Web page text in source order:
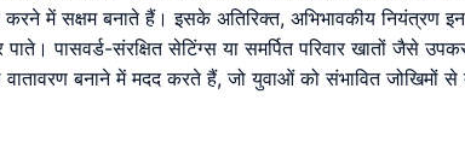
करने में सक्षम बनाते हैं। इसके अतिरिक्त, अभिभावकीय नियंत्रण
पासवर्ड-संरक्षित सेटिंग्स या समर्पित परिवार खातों जैसे
बनाने में मदद करते हैं, जो युवाओं को संभावित जोखिमों से